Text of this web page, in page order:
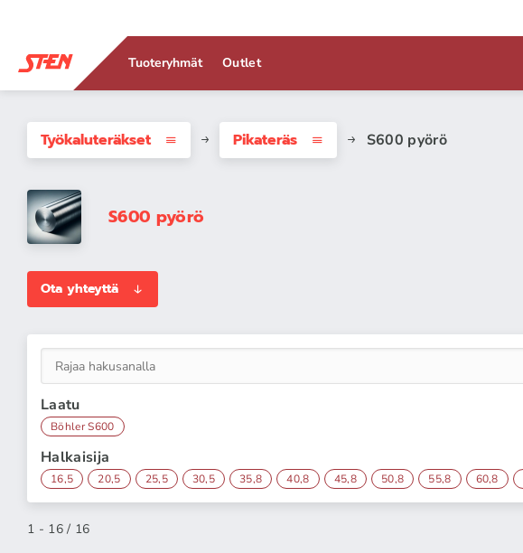
Tuoteryhmät Outlet
Työkaluteräkset Pikateräs S600 pyörö
S600 pyörö
Ota yhteyttä
Laatu
Böhler S600
Halkaisija
16,5 20,5 25,5 30,5 35,8 40,8 45,8 50,8 55,8 60,8
1 - 16 / 16